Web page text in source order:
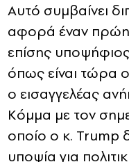
Αυτό συμβαίνει
αφορά έναν
επίσης
όπως είναι τώρα
ο εισαγγελέας
Κόμμα με τον
οποίο ο κ. Trump
υποψία για